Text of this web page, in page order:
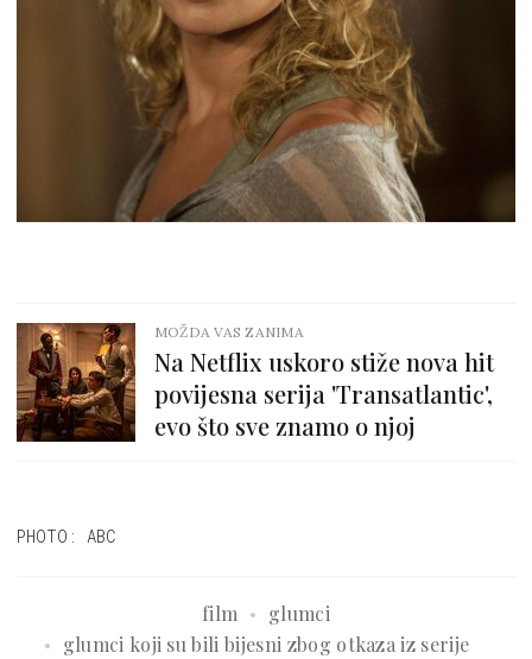
MOŽDA VAS ZANIMA
Na Netflix uskoro stiže nova hit
povijesna serija 'Transatlantic',
evo što sve znamo o njoj
PHOTO: ABC
film
glumci
glumci koji su bili bijesni zbog otkaza iz serije